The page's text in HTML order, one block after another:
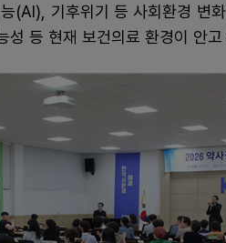
(AI), 기후위기 등 사회환경 변
성 등 현재 보건의료 환경이 안